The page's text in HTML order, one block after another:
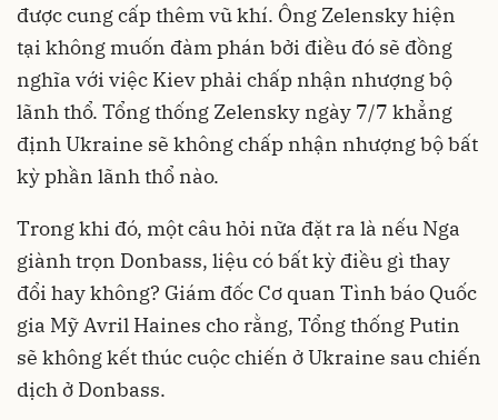
được cung cấp thêm vũ khí. Ông Zelensky hiện
tại không muốn đàm phán bởi điều đó sẽ đồng
nghĩa với việc Kiev phải chấp nhận nhượng bộ
lãnh thổ. Tổng thống Zelensky ngày 7/7 khẳng
định Ukraine sẽ không chấp nhận nhượng bộ bất
kỳ phần lãnh thổ nào.
Trong khi đó, một câu hỏi nữa đặt ra là nếu Nga
giành trọn Donbass, liệu có bất kỳ điều gì thay
đổi hay không? Giám đốc Cơ quan Tình báo Quốc
gia Mỹ Avril Haines cho rằng, Tổng thống Putin
sẽ không kết thúc cuộc chiến ở Ukraine sau chiến
dịch ở Donbass.